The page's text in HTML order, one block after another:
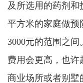
及所选用的药剂和
平方米的家庭做预
3000元的范围之间
费用会更高，也许
商业场所或者别墅